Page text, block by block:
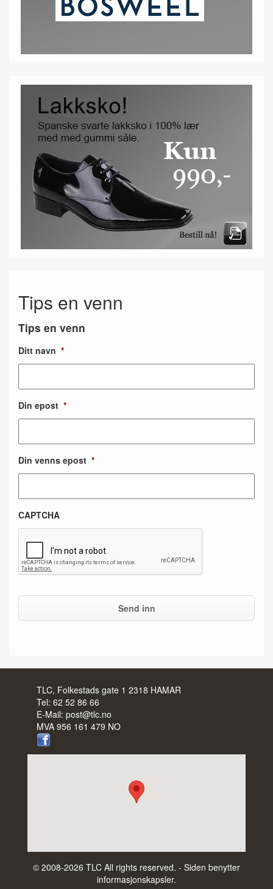
Tips en venn
Tips en venn
Ditt navn *
Din epost *
Din venns epost *
CAPTCHA
TLC, Folkestads gate 1 2318 HAMAR
Tel: 62 52 86 66
E-Mail: post@tlc.no
MVA 956 161 479 NO
© 2008-2026 TLC All rights reserved. - Siden benytter
informasjonskapsler.